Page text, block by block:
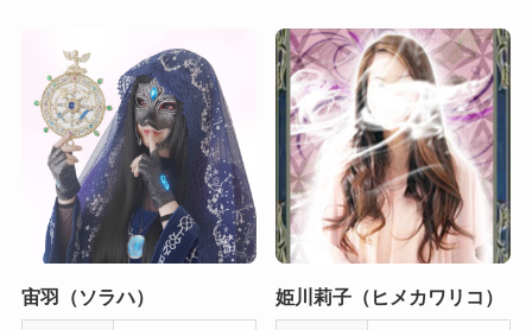
宙羽（ソラハ） 姫川莉子（ヒメカワリコ）